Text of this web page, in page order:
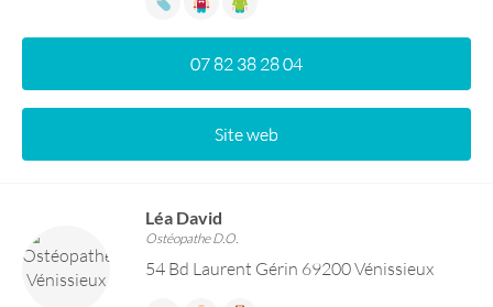
07 82 38 28 04
Site web
Léa David
Ostéopathe D.O.
54 Bd Laurent Gérin 69200 Vénissieux